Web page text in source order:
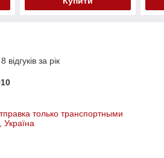
за рік
только транспортными
Україна